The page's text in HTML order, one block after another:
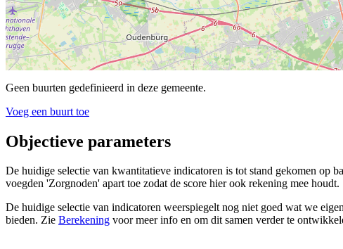
Geen buurten gedefinieerd in deze gemeente.
Voeg een buurt toe
Objectieve parameters
De huidige selectie van kwantitatieve indicatoren is tot stand gekomen op
voegden 'Zorgnoden' apart toe zodat de score hier ook rekening mee houdt.
De huidige selectie van indicatoren weerspiegelt nog niet goed wat we
bieden. Zie Berekening voor meer info en om dit samen verder te